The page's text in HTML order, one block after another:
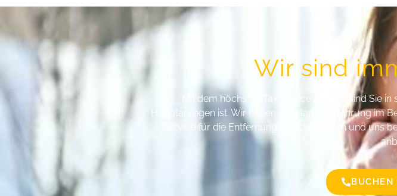
Wir sind
Mit dem höchsten Taxiservice in
sind Sie
Hauptanliegen ist. Wir haben jahrelange Erfahrung im
Service für die Entfernung zwischen Ihnen und uns
BUCHEN